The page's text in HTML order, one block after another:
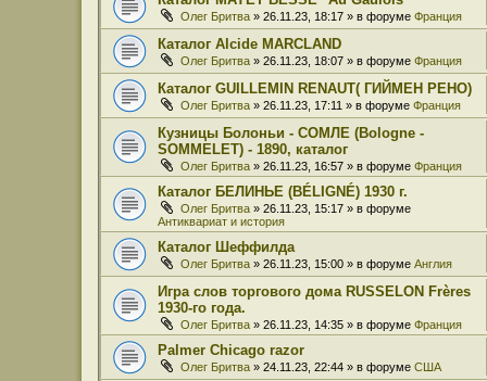
Олег Бритва » 26.11.23, 18:17 » в форуме Франция
Каталог Alcide MARCLAND
Олег Бритва » 26.11.23, 18:07 » в форуме Франция
Каталог GUILLEMIN RENAUT( ГИЙМЕН РЕНО)
Олег Бритва » 26.11.23, 17:11 » в форуме Франция
Кузницы Болоньи - СОМЛЕ (Bologne -
SOMMELET) - 1890, каталог
Олег Бритва » 26.11.23, 16:57 » в форуме Франция
Каталог БЕЛИНЬЕ (BÉLIGNÉ) 1930 г.
Олег Бритва » 26.11.23, 15:17 » в форуме
Антиквариат и история
Каталог Шеффилда
Олег Бритва » 26.11.23, 15:00 » в форуме Англия
Игра слов торгового дома RUSSELON Frères
1930-го года.
Олег Бритва » 26.11.23, 14:35 » в форуме Франция
Palmer Chicago razor
Олег Бритва » 24.11.23, 22:44 » в форуме США